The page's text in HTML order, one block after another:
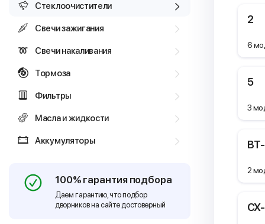
Стеклоочистители
Свечи зажигания
Свечи накаливания
Тормоза
Фильтры
Масла и жидкости
Аккумуляторы
100% гарантия подбора
Даем гарантию, что подбор
дворников на сайте достоверный
2
6
5
3
2